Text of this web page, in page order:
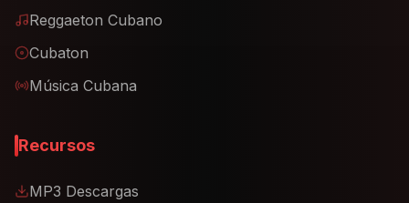
Reggaeton Cubano
Cubaton
Música Cubana
Recursos
MP3 Descargas